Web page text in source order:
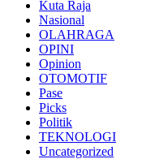
Kuta Raja
Nasional
OLAHRAGA
OPINI
Opinion
OTOMOTIF
Pase
Picks
Politik
TEKNOLOGI
Uncategorized